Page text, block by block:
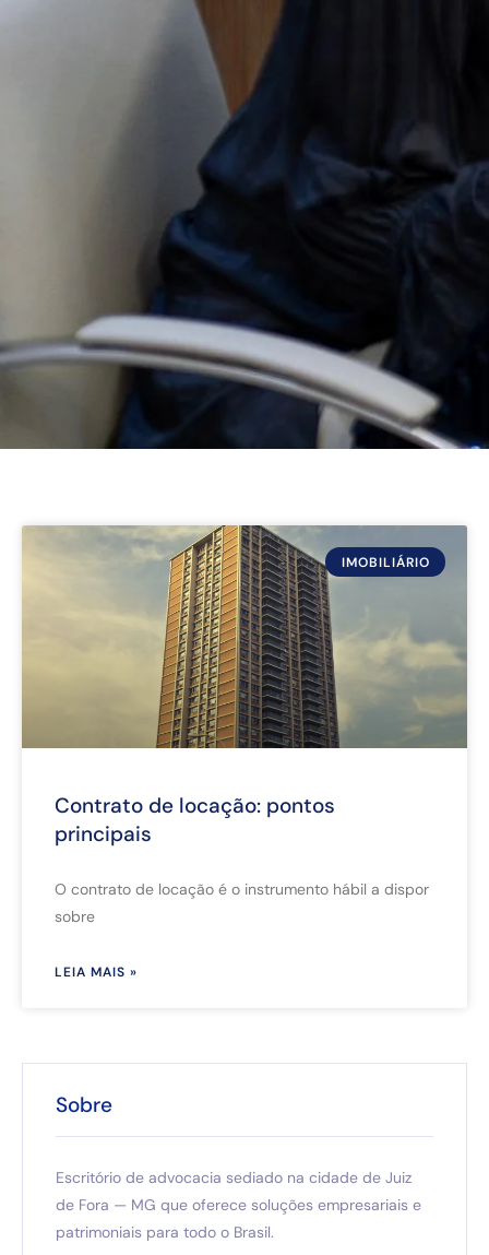
IMOBILIÁRIO
Contrato de locação: pontos
principais
O contrato de locação é o instrumento hábil a dispor
sobre
LEIA MAIS »
Sobre
Escritório de advocacia sediado na cidade de Juiz
de Fora — MG que oferece soluções empresariais e
patrimoniais para todo o Brasil.